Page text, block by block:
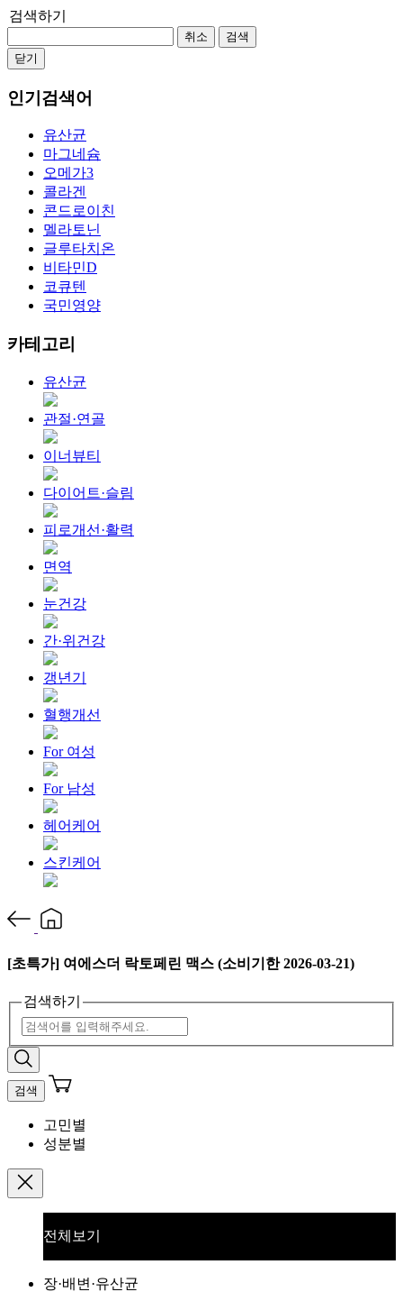
검색하기
취소
검색
닫기
인기검색어
유산균
마그네슘
오메가3
콜라겐
콘드로이친
멜라토닌
글루타치온
비타민D
코큐텐
국민영양
카테고리
유산균
관절·연골
이너뷰티
다이어트·슬림
피로개선·활력
면역
눈건강
간·위건강
갱년기
혈행개선
For 여성
For 남성
헤어케어
스킨케어
[초특가] 여에스더 락토페린 맥스 (소비기한 2026-03-21)
검색하기
검색
고민별
성분별
전체보기
장·배변·유산균